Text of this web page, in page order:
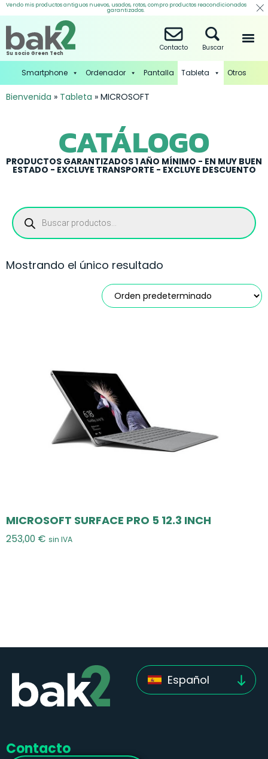
Vendo mis productos antiguos nuevos, usados, rotos, compro productos reacondicionados
garantizados.
Su socio Green Tech
Contacto Buscar
Smartphone Ordenador Pantalla Tableta Otros
Bienvenida » Tableta » MICROSOFT
CATÁLOGO
PRODUCTOS GARANTIZADOS 1 AÑO MÍNIMO - EN MUY BUEN
ESTADO - EXCLUYE TRANSPORTE - EXCLUYE DESCUENTO
Mostrando el único resultado
MICROSOFT SURFACE PRO 5 12.3 INCH
253,00 € sin IVA
Español
Contacto